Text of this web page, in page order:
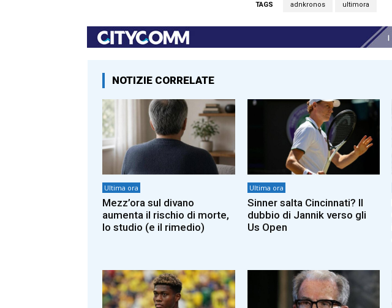
TAGS adnkronos ultimora
NOTIZIE CORRELATE
Ultima ora
Mezz’ora sul divano
aumenta il rischio di morte,
lo studio (e il rimedio)
Ultima ora
Sinner salta Cincinnati? Il
dubbio di Jannik verso gli
Us Open